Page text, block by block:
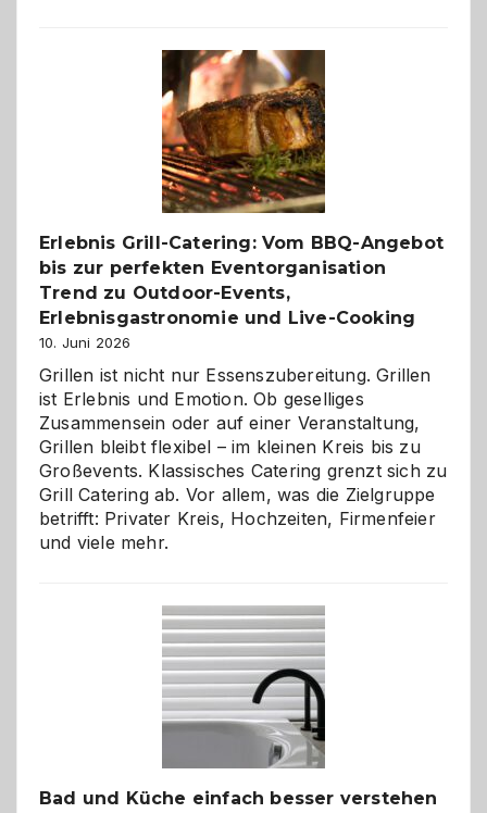
–
die
Gelegenheit,
neue
Reiseziele
zu
entdecken
Erlebnis Grill-Catering: Vom BBQ-Angebot
bis zur perfekten Eventorganisation
Trend zu Outdoor-Events,
Erlebnisgastronomie und Live-Cooking
10. Juni 2026
Grillen ist nicht nur Essenszubereitung. Grillen
ist Erlebnis und Emotion. Ob geselliges
Zusammensein oder auf einer Veranstaltung,
Grillen bleibt flexibel – im kleinen Kreis bis zu
Großevents. Klassisches Catering grenzt sich zu
Grill Catering ab. Vor allem, was die Zielgruppe
betrifft: Privater Kreis, Hochzeiten, Firmenfeier
und viele mehr.
Bad und Küche einfach besser verstehen